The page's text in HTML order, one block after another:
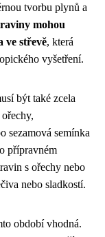
tvorbu plynů a
mohou
ve střevě, která
vyšetření.
být také zcela
sezamová semínka
přípravném
s ořechy nebo
nebo sladkostí.
období vhodná.